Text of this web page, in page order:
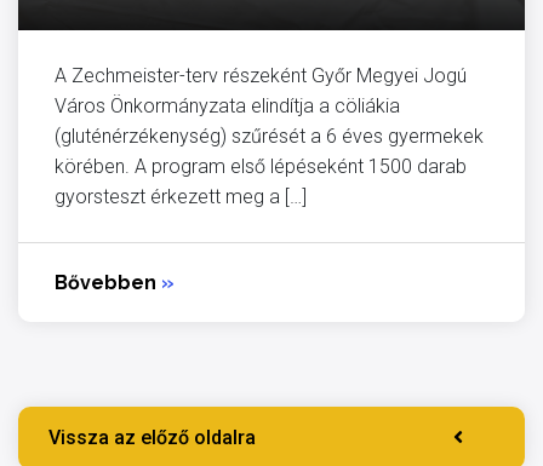
A Zechmeister-terv részeként Győr Megyei Jogú
Város Önkormányzata elindítja a cöliákia
(gluténérzékenység) szűrését a 6 éves gyermekek
körében. A program első lépéseként 1500 darab
gyorsteszt érkezett meg a […]
Bővebben »
Vissza az előző oldalra